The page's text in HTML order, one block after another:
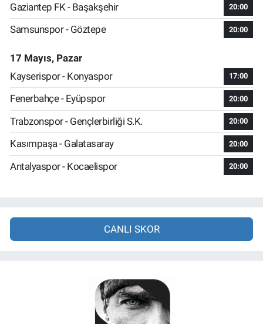
Gaziantep FK - Başakşehir 20:00
Samsunspor - Göztepe 20:00
17 Mayıs, Pazar
Kayserispor - Konyaspor
17:00
Fenerbahçe - Eyüpspor 20:00
Trabzonspor - Gençlerbirliği S.K. 20:00
Kasımpaşa - Galatasaray 20:00
Antalyaspor - Kocaelispor 20:00
CANLI SKOR